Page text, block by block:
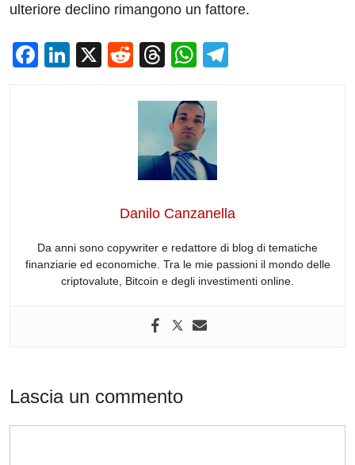
ulteriore declino rimangono un fattore.
F
Li
X
R
d
di
t
T
e
a
d
s
W
at
s
A
p
p
Danilo Canzanella
Da anni sono copywriter e redattore di blog di tematiche
finanziarie ed economiche. Tra le mie passioni il mondo delle
criptovalute, Bitcoin e degli investimenti online.
Lascia un commento